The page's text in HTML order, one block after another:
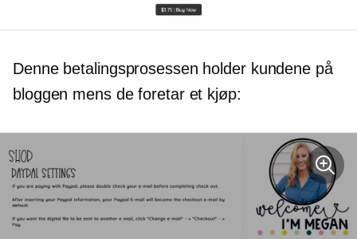
Denne betalingsprosessen holder kundene på
bloggen mens de foretar et kjøp: